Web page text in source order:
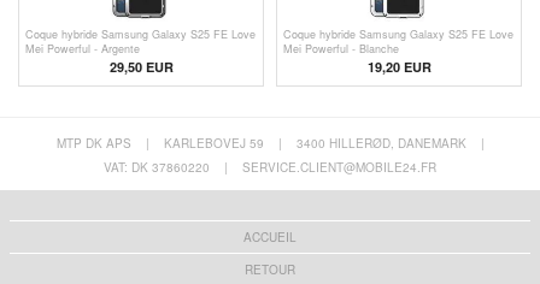
Coque hybride Samsung Galaxy S25 FE Love
Mei Powerful - Argente
29,50 EUR
Coque hybride Samsung Galaxy S25 FE Love
Mei Powerful - Blanche
19,20EUR
MTP DK APS | KARLEBOVEJ 59 | 3400 HILLERØD, DANEMARK
|
VAT: DK 37860220
| SERVICE.CLIENT@MOBILE24.FR
ACCUEIL
RETOUR